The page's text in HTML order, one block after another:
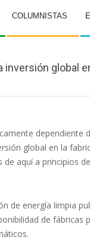
COLUMNISTAS
inversión global
dependiente
global en la
aquí a principios
de energía limpia
de